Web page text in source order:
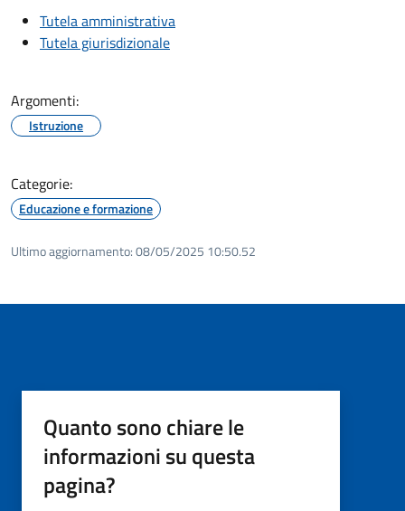
Tutela amministrativa
Tutela giurisdizionale
Argomenti:
Istruzione
Categorie:
Educazione e formazione
Ultimo aggiornamento:08/05/2025 10:50.52
Quanto sono chiare le
informazioni su questa
pagina?